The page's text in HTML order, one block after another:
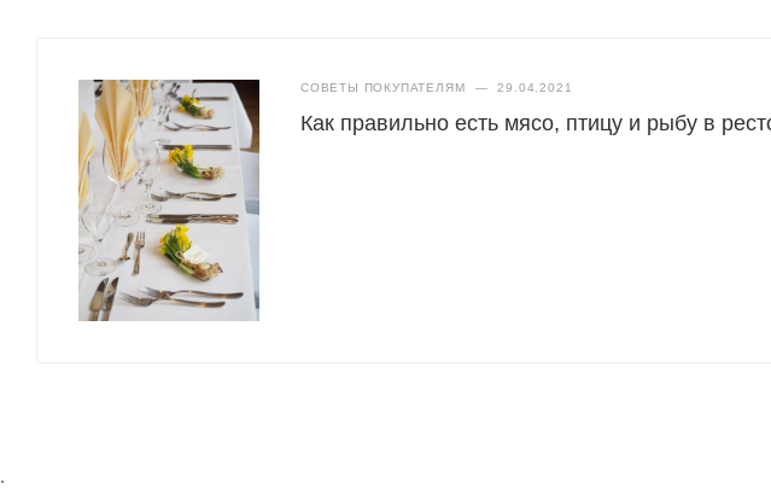
СОВЕТЫ ПОКУПАТЕЛЯМ — 29.04.2021
Как правильно есть мясо, птицу и рыбу в
.